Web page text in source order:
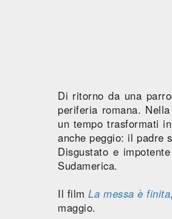
Di ritorno da una
periferia romana.
un tempo trasformati
anche peggio: il padre
Disgustato e
Sudamerica.
Il filmLa messa è finita
maggio.